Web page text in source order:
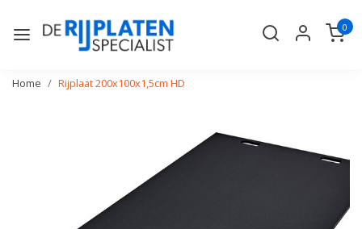
0
Home Rijplaat 200x100x1,5cm HD